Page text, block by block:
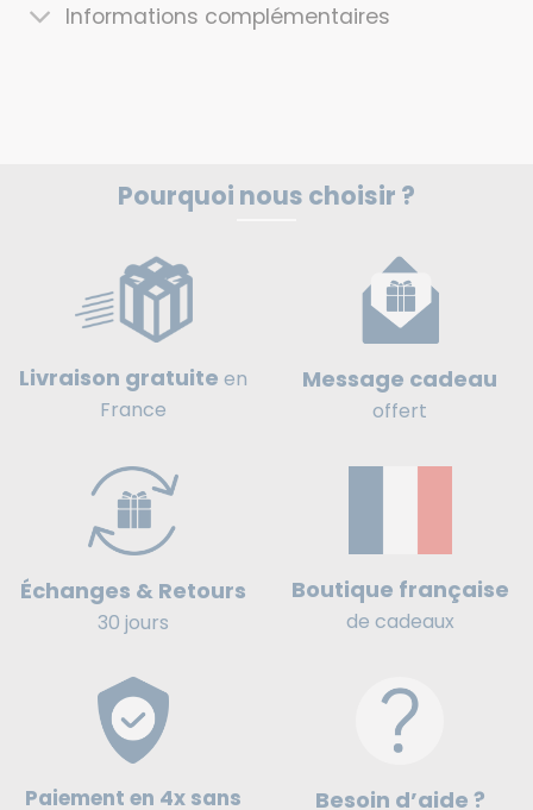
Informations complémentaires
Pourquoi nous choisir ?
Livraison gratuite en
France
Message cadeau
offert
Échanges & Retours
30 jours
Boutique française
de cadeaux
Paiement en 4x sans Besoin d’aide ?